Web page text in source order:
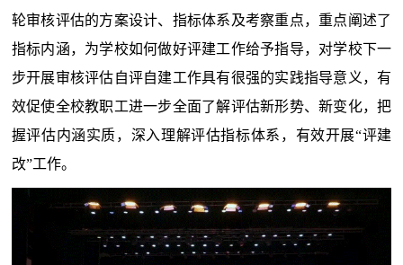
轮审核评估的方案设计、指标体系及考察重点，重点阐述了
指标内涵，为学校如何做好评建工作给予指导，对学校下一
步开展审核评估自评自建工作具有很强的实践指导意义，有
效促使全校教职工进一步全面了解评估新形势、新变化，把
握评估内涵实质，深入理解评估指标体系，有效开展“评建
改”工作。